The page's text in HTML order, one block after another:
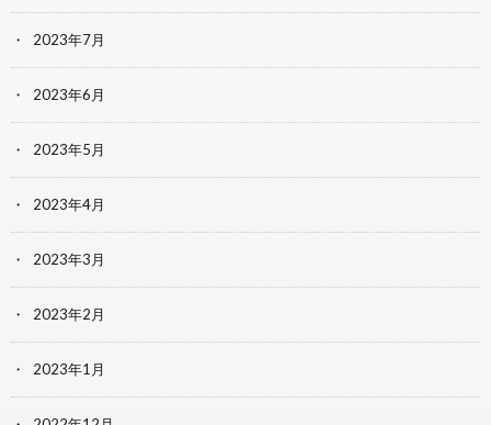
2023年7月
2023年6月
2023年5月
2023年4月
2023年3月
2023年2月
2023年1月